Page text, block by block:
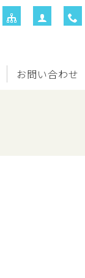
お問い合わせ